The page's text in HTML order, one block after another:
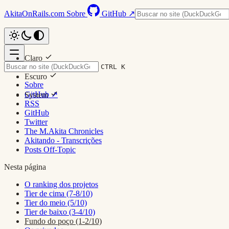
AkitaOnRails.com Sobre GitHub ↗
Claro
Escuro
System
CTRL K
Sobre
GitHub ↗
RSS
GitHub
Twitter
The M.Akita Chronicles
Akitando - Transcrições
Posts Off-Topic
Nesta página
O ranking dos projetos
Tier de cima (7-8/10)
Tier do meio (5/10)
Tier de baixo (3-4/10)
Fundo do poço (1-2/10)